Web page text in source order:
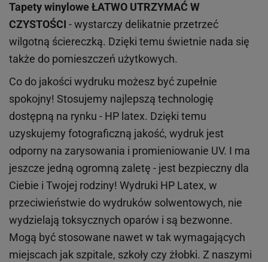
Tapety winyloweŁATWO UTRZYMAĆ W
CZYSTOŚCI - wystarczy delikatnie przetrzeć
wilgotną ściereczką. Dzięki temu świetnie nada się
także do pomieszczeń użytkowych.
Co do jakości wydruku możesz być zupełnie
spokojny! Stosujemy najlepszą technologię
dostępną na rynku - HP latex. Dzięki temu
uzyskujemy fotograficzną jakość, wydruk jest
odporny na zarysowania i promieniowanie UV. I ma
jeszcze jedną ogromną zaletę - jest bezpieczny dla
Ciebie i Twojej rodziny! Wydruki HP Latex, w
przeciwieństwie do wydruków solwentowych, nie
wydzielają toksycznych oparów i są bezwonne.
Mogą być stosowane nawet w tak wymagających
miejscach jak szpitale, szkoły czy żłobki. Z naszymi